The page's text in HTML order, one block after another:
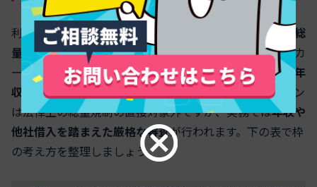
利用可能枠は審査により決まりますが、 年収との関係
総
量規制の理解が欠かせません。消費者金融やクレジットカ
ードのキャッシングは原則として貸金業法が適用され、年
収の3分の1が総借入上限 の目安です。銀行のカードローン
は法律上の総量規制の直接対象外ですが、実務では年収や
他社借入を踏まえた厳格な審査が行われます。下の表で枠
の考え方を整理しましょう。